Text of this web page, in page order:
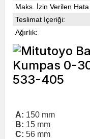
Maks. İzin Verilen
Teslimat İçeriği:
Ağırlık:
A: 150 mm
B: 15 mm
C: 56 mm